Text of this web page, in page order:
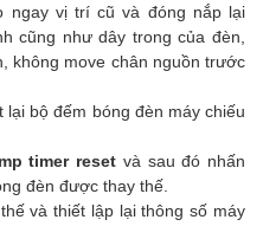
ngay vị trí cũ và đóng nắp lại
cũng như dây trong của đèn,
không move chân nguồn trước
lại bộ đếm bóng đèn máy chiếu
timer reset và sau đó nhấn
đèn được thay thế.
và thiết lập lại thông số máy